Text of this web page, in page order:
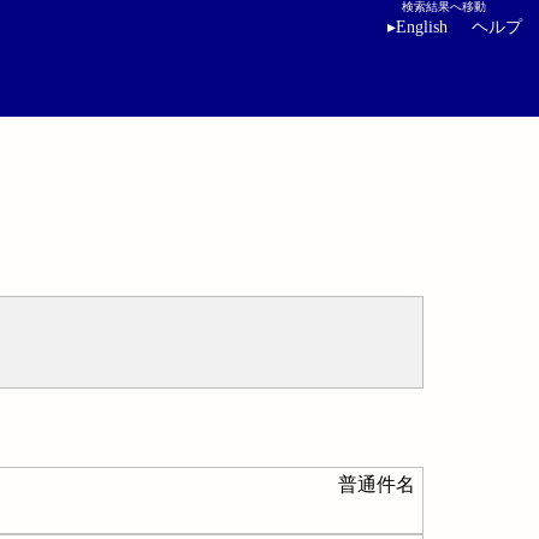
検索結果へ移動
▸English ヘルプ
普通件名